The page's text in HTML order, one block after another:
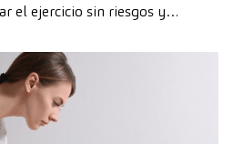
el ejercicio sin riesgos y